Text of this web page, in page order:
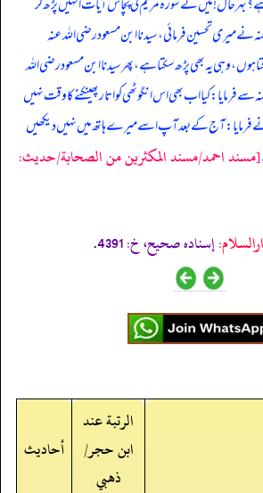
نے میری تحسین فرمائی، سیدنا ابن مسعود رضی اللہ عنہ
ہوں، وہی یہ بھی پڑھ سکتا ہے، پھر سیدنا ابن مسعود رضی اللہ
فرمایا: کیا اب بھی اس انگوٹھی کو اتار پھینکنے کا وقت نہیں
فرمایا: آج کے بعد آپ اسے میرے ہاتھ میں نہیں دیکھیں
[مسند احمد/مسند المكثرين من الصحابة/حدیث:
إسناده صحيح، خ: 4391.
الرتبة عند
ابن حجر/
ذهبي
أحاديث